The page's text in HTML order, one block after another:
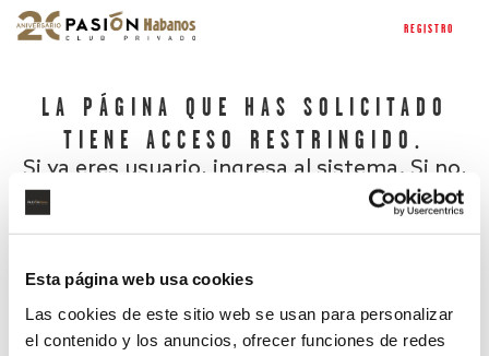
Esta página web usa cookies
Las cookies de este sitio web se usan para personalizar
el contenido y los anuncios, ofrecer funciones de redes
REGISTRO
LA PÁGINA QUE HAS SOLICITADO
TIENE ACCESO RESTRINGIDO.
Si ya eres usuario, ingresa al sistema. Si no,